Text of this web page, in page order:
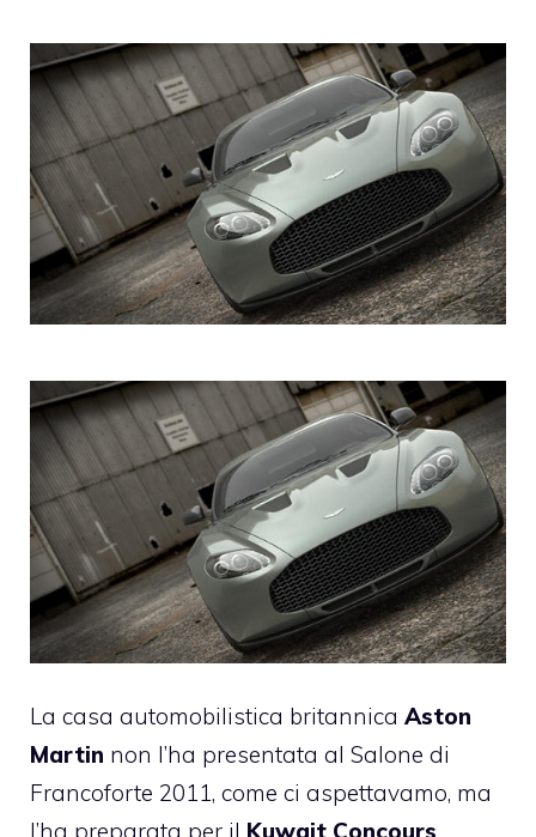
La casa automobilistica britannica Aston
Martin non l’ha presentata al Salone di
Francoforte 2011, come ci aspettavamo, ma